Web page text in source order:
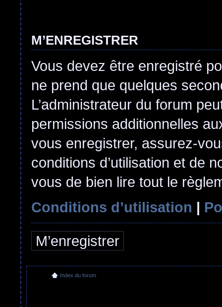
M’ENREGISTRER
Vous devez être enregistré
ne prend que quelques
L’administrateur du forum
permissions additionnelles
vous enregistrer, assurez-
conditions d’utilisation et de
vous de bien lire tout le
Conditions d’utilisation |
M’enregistrer
Index du forum